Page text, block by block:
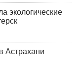
экологические
Астрахани